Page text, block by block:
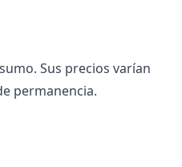
Sus precios varían
permanencia.